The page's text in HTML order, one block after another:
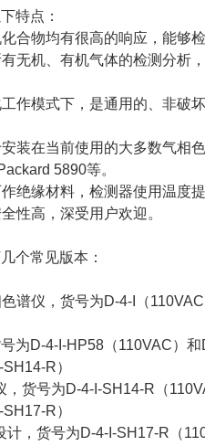
特点：
合物均有很高的响应，能够
无机、有机气体的检测分
作模式下，是通用的、非
装在当前使用的大多数气
5890等。
绝缘材料，检测器使用温度
性高，深受用户欢迎。
个常见版本：
谱仪，货号为D-4-I（
为D-4-I-HP58（110VAC）和
R）
货号为D-4-I-SH14-R（
R）
，货号为D-4-I-SH17-R（